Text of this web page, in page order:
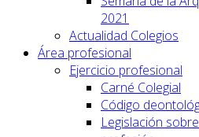
2021
Actualidad Colegios
Área profesional
Ejercicio profesional
Carné Colegial
Código
Legislación